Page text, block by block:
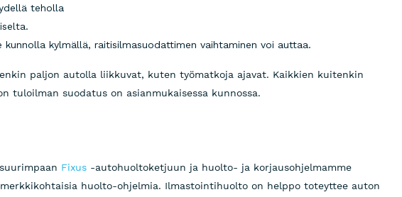
teholla
kylmällä, raitisilmasuodattimen vaihtaminen voi auttaa.
paljon autolla liikkuvat, kuten työmatkoja ajavat. Kaikkien kuitenkin
tuloilman suodatus on asianmukaisessa kunnossa.
Fixus -autohuoltoketjuun ja huolto- ja korjausohjelmamme
huolto-ohjelmia. Ilmastointihuolto on helppo toteyttee auton